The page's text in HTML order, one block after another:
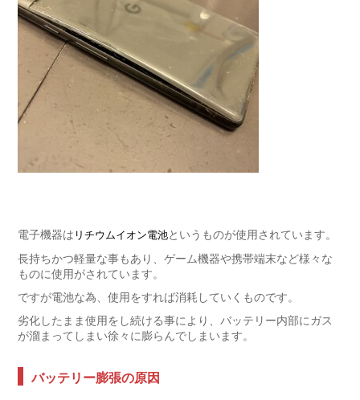
電子機器は リチウムイオン電池というものが使用されています。
長持ちかつ軽量な事もあり、ゲーム機器や携帯端末など様々な
ものに使用がされています。
ですが電池な為、使用をすれば消耗していくものです。
劣化したまま使用をし続ける事により、バッテリー内部にガス
が溜まってしまい徐々に膨らんでしまいます。
バッテリー膨張の原因